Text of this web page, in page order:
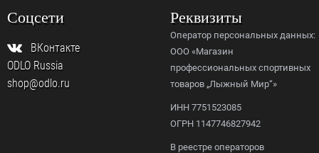
Соцсети
ВКонтакте
ODLO Russia
shop@odlo.ru
Реквизиты
Оператор персональных данных:
ООО «Магазин
профессиональных спортивных
товаров „Лыжный Мир“»
ИНН 7751523085
ОГРН 1147746827942
В реестре операторов